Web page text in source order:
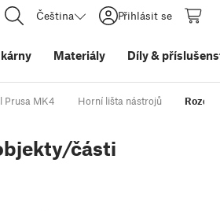
Čeština Přihlásit se
Materiály Díly&
Prusa MK4 Horní lišta nástrojů
části